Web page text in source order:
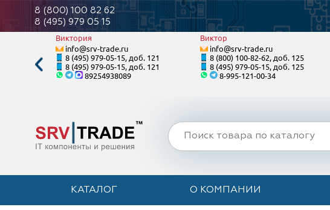
8 (800) 100 82 62
8 (495) 979 05 15
Виктория
info@srv-trade.ru
8 (495) 979-05-15, доб. 121
8 (495) 979-05-15, доб. 121
89254938089
Виктор
info@srv-trade.ru
8 (800) 100-82-62, доб. 125
8 (495) 979-05-15, доб. 125
8-995-121-00-34
КАТАЛОГ О КОМПАНИИ